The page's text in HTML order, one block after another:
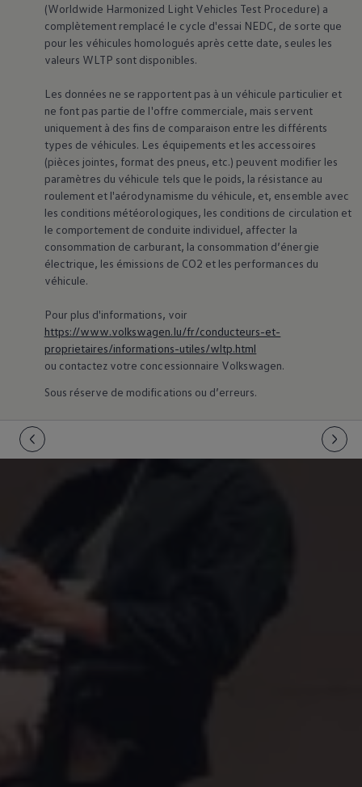
(Worldwide Harmonized Light Vehicles Test Procedure) a
complètement remplacé le cycle d'essai NEDC, de sorte que
pour les véhicules homologués après cette date, seules les
valeurs WLTP sont disponibles.
Les données ne se rapportent pas à un véhicule particulier et
ne font pas partie de l'offre commerciale, mais servent
uniquement à des fins de comparaison entre les différents
types de véhicules. Les équipements et les accessoires
(pièces jointes, format des pneus, etc.) peuvent modifier les
paramètres du véhicule tels que le poids, la résistance au
roulement et l'aérodynamisme du véhicule, et, ensemble avec
les conditions météorologiques, les conditions de circulation et
le comportement de conduite individuel, affecter la
consommation de carburant, la consommation d’énergie
électrique, les émissions de CO2 et les performances du
véhicule.
Pour plus d'informations, voir
https://www.volkswagen.lu/fr/conducteurs-et-
proprietaires/informations-utiles/wltp.html
ou contactez votre concessionnaire Volkswagen.
Sous réserve de modifications ou d’erreurs.